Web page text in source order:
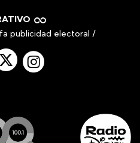
publicidad electoral /